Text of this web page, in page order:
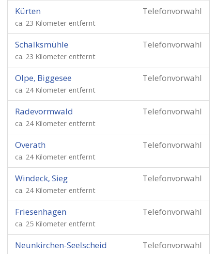
Telefonvorwahl
Kürten
ca. 23 Kilometer entfernt
Telefonvorwahl
Schalksmühle
ca. 23 Kilometer entfernt
Telefonvorwahl
Olpe, Biggesee
ca. 24 Kilometer entfernt
Telefonvorwahl
Radevormwald
ca. 24 Kilometer entfernt
Telefonvorwahl
Overath
ca. 24 Kilometer entfernt
Telefonvorwahl
Windeck, Sieg
ca. 24 Kilometer entfernt
Telefonvorwahl
Friesenhagen
ca. 25 Kilometer entfernt
Telefonvorwahl
Neunkirchen-Seelscheid